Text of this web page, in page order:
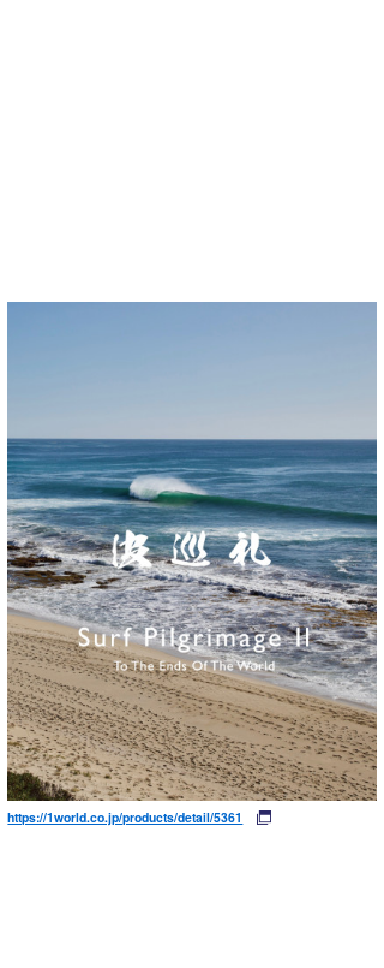
https://1world.co.jp/products/detail/5361